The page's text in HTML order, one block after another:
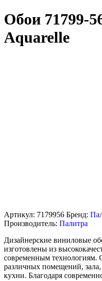
Обои 71799-
Aquarelle
Артикул: 7179956 Бренд:
Производитель: Палитра
Дизайнерские виниловые
изготовлены из
современным технологиям.
различных помещений,
кухни. Благодаря